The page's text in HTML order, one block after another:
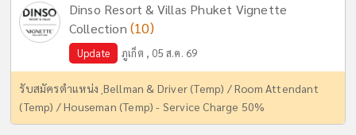
Dinso Resort & Villas Phuket Vignette
Collection (10)
Update ภูเก็ต , 05 ส.ค. 69
รับสมัครตำแหน่ง ฺBellman & Driver (Temp) / Room Attendant
(Temp) / Houseman (Temp) - Service Charge 50%